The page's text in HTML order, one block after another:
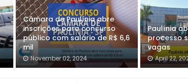
Câmara de Paulínia abre
inscrições para concurso
público com salário de R$ 6,6
mil
November 02, 2024
Paulínia
processo
vagas
April 22,